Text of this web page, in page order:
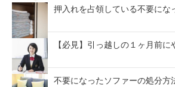
押入れを占領している不要にな
【必見】引っ越しの１ヶ月前
不要になったソファーの処分方